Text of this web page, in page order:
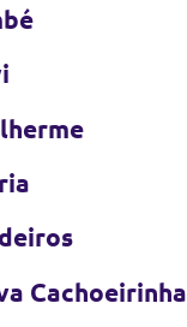
Cachoeirinha